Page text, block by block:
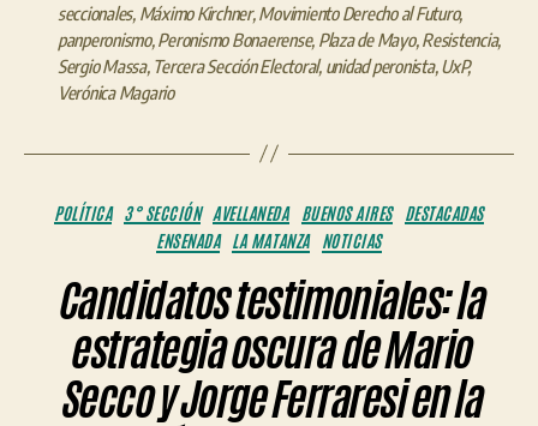
seccionales, Máximo Kirchner,Movimiento Derecho al Futuro,
panperonismo,Peronismo Bonaerense, Plaza de Mayo,Resistencia,
Sergio Massa, Tercera Sección Electoral, unidad peronista,UxP,
Verónica Magario
Categorías
POLÍTICA 3° SECCIÓN AVELLANEDA BUENOS AIRES
DESTACADAS
ENSENADA LA MATANZA NOTICIAS
Candidatos testimoniales: la
estrategia oscura de Mario
Secco y Jorge Ferraresi en la